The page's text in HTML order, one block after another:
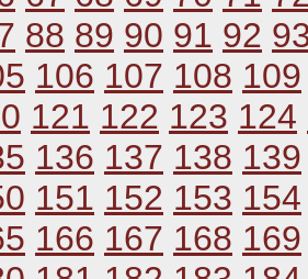
88 89 90 91 92
106 107 108 109
121 122 123 124
136 137 138 139
151 152 153 154
166 167 168 169